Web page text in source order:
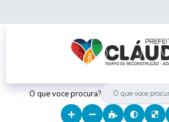
O que voce procura?